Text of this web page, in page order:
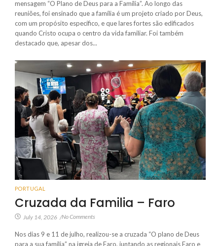
mensagem “O Plano de Deus para a Família”. Ao longo das
reuniões, foi ensinado que a família é um projeto criado por Deus,
com um propósito específico, e que lares fortes são edificados
quando Cristo ocupa o centro da vida familiar. Foi também
destacado que, apesar dos...
PORTUGAL
Cruzada da Familia – Faro
July 14, 2026 /No Comments
Nos dias 9 e 11 de julho, realizou-se a cruzada “O plano de Deus
para a sua família” na igreja de Faro, juntando as regionais Faro e